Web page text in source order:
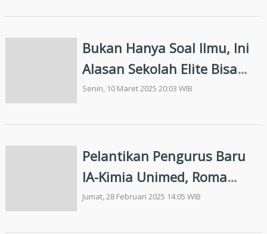
Bukan Hanya Soal Ilmu, Ini
Alasan Sekolah Elite Bisa
Jadi Jembatan Kesuksesan
Senin, 10 Maret 2025 20:03 WIB
Pelantikan Pengurus Baru
IA-Kimia Unimed, Roma
Nababan Ajak Alumni
Jumat, 28 Februari 2025 14:05 WIB